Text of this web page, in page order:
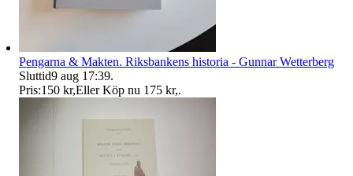
Pengarna & Makten. Riksbankens historia - Gunnar Wetterberg
Sluttid9 aug 17:39.
Pris:150 kr,Eller Köp nu 175 kr,.